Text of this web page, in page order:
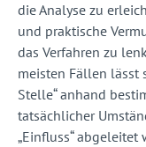
die Analyse zu
und praktische
das Verfahren zu
meisten Fällen lässt
Stelle“ anhand
tatsächlicher
„Einfluss“